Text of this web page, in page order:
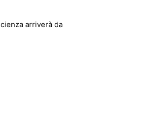
arriverà da